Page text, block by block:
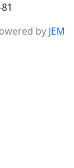
by JEM